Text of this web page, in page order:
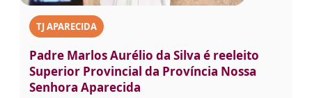
TJ APARECIDA
Padre Marlos Aurélio da Silva é reeleito
Superior Provincial da Província Nossa
Senhora Aparecida